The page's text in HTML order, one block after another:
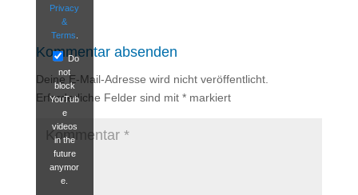
Privacy
&
Terms
Do
not
block
YouTub
e
videos
in the
future
anymor
e.
Kommentar absenden
Deine E-Mail-Adresse wird nicht veröffentlicht.
Erforderliche Felder sind mit *markiert